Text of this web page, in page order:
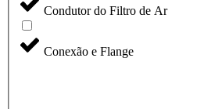
Condutor do Filtro de Ar
Conexão e Flange